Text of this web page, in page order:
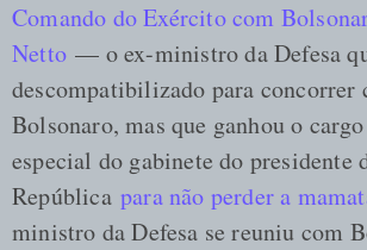
Comando do Exército com
Netto — o ex-ministro da Defesa
descompatibilizado para concorrer
Bolsonaro, mas que ganhou o
especial do gabinete do presidente
República para não perder a
ministro da Defesa se reuniu com